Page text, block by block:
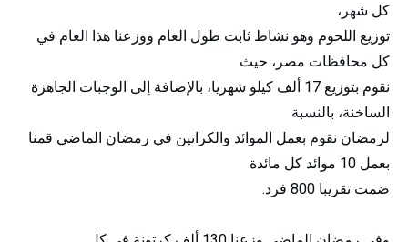
كل شهر،
توزيع اللحوم وهو نشاط ثابت طول العام ووزعنا هذا العام في
كل محافظات مصر، حيث
نقوم بتوزيع 17 ألف كيلو شهريا، بالإضافة إلى الوجبات الجاهزة
الساخنة، بالنسبة
لرمضان نقوم بعمل الموائد والكراتين في رمضان الماضي قمنا
بعمل 10 موائد كل مائدة
ضمت تقريبا 800 فرد.